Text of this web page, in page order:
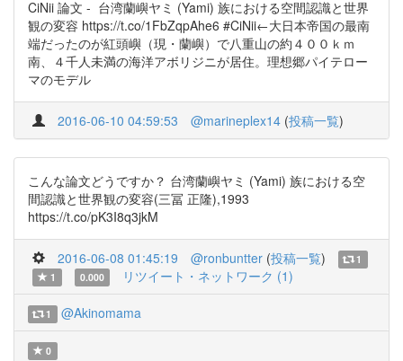
CiNii 論文 - 台湾蘭嶼ヤミ (Yami) 族における空間認識と世界
観の変容 https://t.co/1FbZqpAhe6 #CiNii←大日本帝国の最南
端だったのが紅頭嶼（現・蘭嶼）で八重山の約４００ｋｍ
南、４千人未満の海洋アボリジニが居住。理想郷パイテロー
マのモデル
2016-06-10 04:59:53 @marineplex14 (投稿一覧)
こんな論文どうですか？ 台湾蘭嶼ヤミ (Yami) 族における空
間認識と世界観の変容(三冨 正隆),1993
https://t.co/pK3I8q3jkM
2016-06-08 01:45:19 @ronbuntter (投稿一覧)
1
1
0.000 リツイート・ネットワーク (1)
1 @Akinomama
0